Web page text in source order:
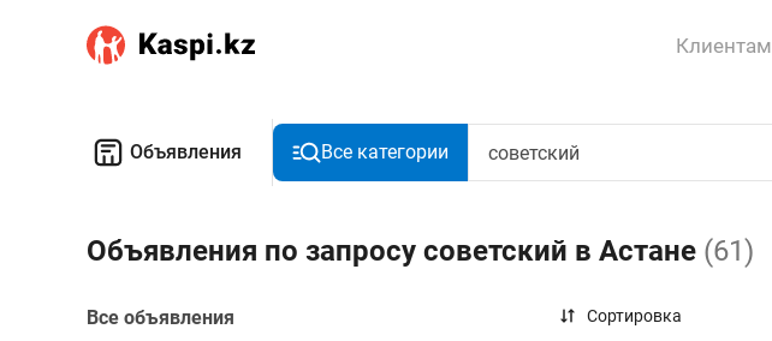
Клиентам
Объявления Все категории
Объявления по запросу советский в Астане (61)
Все объявления
Сортировка